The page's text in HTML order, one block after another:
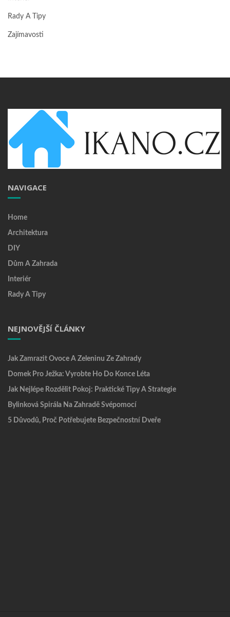
Rady A Tipy
Zajímavosti
NAVIGACE
Home
Architektura
DIY
Dům A Zahrada
Interiér
Rady A Tipy
NEJNOVĚJŠÍ ČLÁNKY
Jak Zamrazit Ovoce A Zeleninu Ze Zahrady
Domek Pro Ježka: Vyrobte Ho Do Konce Léta
Jak Nejlépe Rozdělit Pokoj: Praktické Tipy A Strategie
Bylinková Spirála Na Zahradě Svépomocí
5 Důvodů, Proč Potřebujete Bezpečnostní Dveře